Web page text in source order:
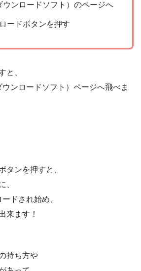
ウンロードソフト）のページへ
ードボタンを押す
と、
ンロードソフト）ページへ飛べま
タンを押すと、
、
ドされ始め、
来ます！
持ち方や